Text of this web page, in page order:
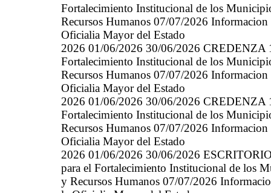
Fortalecimiento Institucional de los
Recursos Humanos 07/07/2026 Informacion
Oficialia Mayor del Estado
2026 01/06/2026 30/06/2026 CREDENZA
Fortalecimiento Institucional de los
Recursos Humanos 07/07/2026 Informacion
Oficialia Mayor del Estado
2026 01/06/2026 30/06/2026 CREDENZA
Fortalecimiento Institucional de los
Recursos Humanos 07/07/2026 Informacion
Oficialia Mayor del Estado
2026 01/06/2026 30/06/2026
para el Fortalecimiento Institucional de los
y Recursos Humanos 07/07/2026